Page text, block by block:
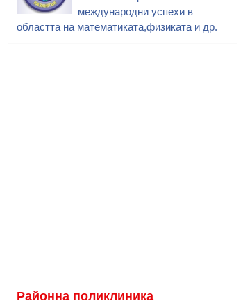
международни успехи в
областта на математиката,физиката и др.
Районна поликлиника